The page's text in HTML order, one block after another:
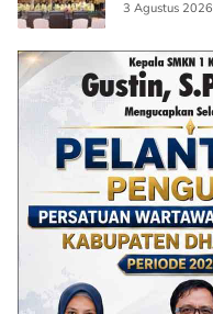
3 Agustus 2026